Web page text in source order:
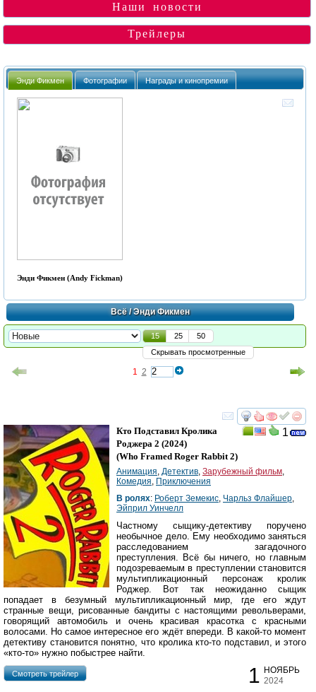
Наши новости
Трейлеры
Энди Фикмен Фотографии Награды и кинопремии
Энди Фикмен (Andy Fickman)
Всё/ Энди Фикмен
15 25
50
Скрывать просмотренные
1 2
смотреть
1
Кто Подставил Кролика
Роджера 2 (2024)
(Who Framed Roger Rabbit 2)
Анимация Детектив Зарубежный фильм
Комедия Приключения
В ролях: Роберт Земекис Чарльз Флайшер
Эйприл Уинчелл
Частному сыщику-детективу поручено
необычное дело. Ему необходимо заняться
расследованием загадочного
преступления. Всё бы ничего, но главным
подозреваемым в преступлении становится
мультипликационный персонаж кролик
Роджер. Вот так неожиданно сыщик
попадает в безумный мультипликационный мир, где его ждут
странные вещи, рисованные бандиты с настоящими револьверами,
говорящий автомобиль и очень красивая красотка с красными
волосами. Но самое интересное его ждёт впереди. В какой-то момент
детективу становится понятно, что кролика кто-то подставил, и этого
«кто-то» нужно побыстрее найти.
1 НОЯБРЬ
2024
Cмотреть трейлер